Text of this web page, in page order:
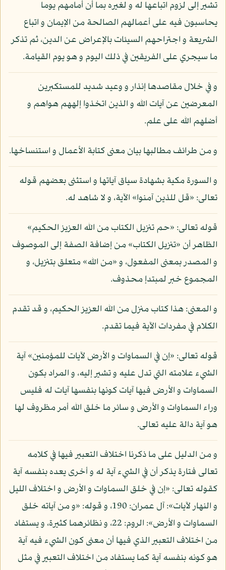
تشير إلى لزوم اتباعها له و لغيره بما أن أمامهم يوما
يحاسبون فيه على أعمالهم الصالحة من الإيمان و اتباع
الشريعة و اجتراحهم السيئات بالإعراض عن الدين، ثم تذكر
ما سيجري على الفريقين في ذلك اليوم و هو يوم القيامة.
و في خلال مقاصدها إنذار و وعيد شديد للمستكبرين
المعرضين عن آيات الله و الذين اتخذوا إلههم هواهم و
أضلهم الله على علم.
و من طرائف مطالبها بيان معنى كتابة الأعمال و استنساخها.
و السورة مكية بشهادة سياق آياتها و استثنى بعضهم قوله
تعالى: «قل للذين آمنوا» الآية، و لا شاهد له.
قوله تعالى: «حم تنزيل الكتاب من الله العزيز الحكيم»
الظاهر أن «تنزيل الكتاب» من إضافة الصفة إلى الموصوف
و المصدر بمعنى المفعول، و «من الله» متعلق بتنزيل، و
المجموع خبر لمبتدإ محذوف.
و المعنى: هذا كتاب منزل من الله العزيز الحكيم، و قد تقدم
الكلام في مفردات الآية فيما تقدم.
قوله تعالى: «إن في السماوات و الأرض لآيات للمؤمنين» آية
الشيء علامته التي تدل عليه و تشير إليه، و المراد بكون
السماوات و الأرض فيها آيات كونها بنفسها آيات له فليس
وراء السماوات و الأرض و سائر ما خلق الله أمر مظروف لها
هو آية دالة عليه تعالى.
و من الدليل على ما ذكرنا اختلاف التعبير فيها في كلامه
تعالى فتارة يذكر أن في الشيء آية له و أخرى يعده بنفسه آية
كقوله تعالى: «إن في خلق السماوات و الأرض و اختلاف الليل
و النهار لآيات»: آل عمران: 190، و قوله: «و من آياته خلق
السماوات و الأرض»: الروم: 22، و نظائرهما كثيرة، و يستفاد
من اختلاف التعبير الذي فيها أن معنى كون الشيء فيه آية
هو كونه بنفسه آية كما يستفاد من اختلاف التعبير في مثل